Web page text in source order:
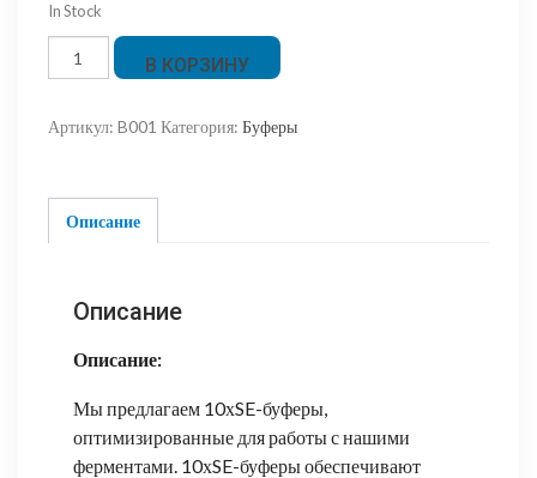
In Stock
Количество
товара
буфер
В КОРЗИНУ
Артикул: B001 Категория: Буферы
Описание
Описание
Описание:
Мы предлагаем 10хSE-буферы,
оптимизированные для работы с нашими
ферментами. 10хSE-буферы обеспечивают